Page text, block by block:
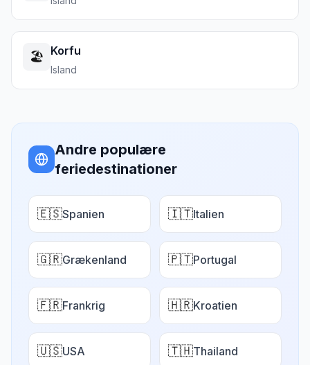
🏖️ Korfu
Island
Andre populære
feriedestinationer
🇪🇸Spanien 🇮🇹Italien
🇬🇷Grækenland 🇵🇹Portugal
🇫🇷Frankrig 🇭🇷Kroatien
🇺🇸USA 🇹🇭Thailand